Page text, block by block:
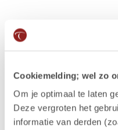
Cookiemelding; wel zo
Om je optimaal te laten
Deze vergroten het
informatie van derden
Badenkaart kopen